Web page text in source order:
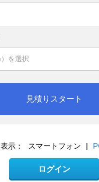
見積りスタート
表示： スマートフォン
ログイン